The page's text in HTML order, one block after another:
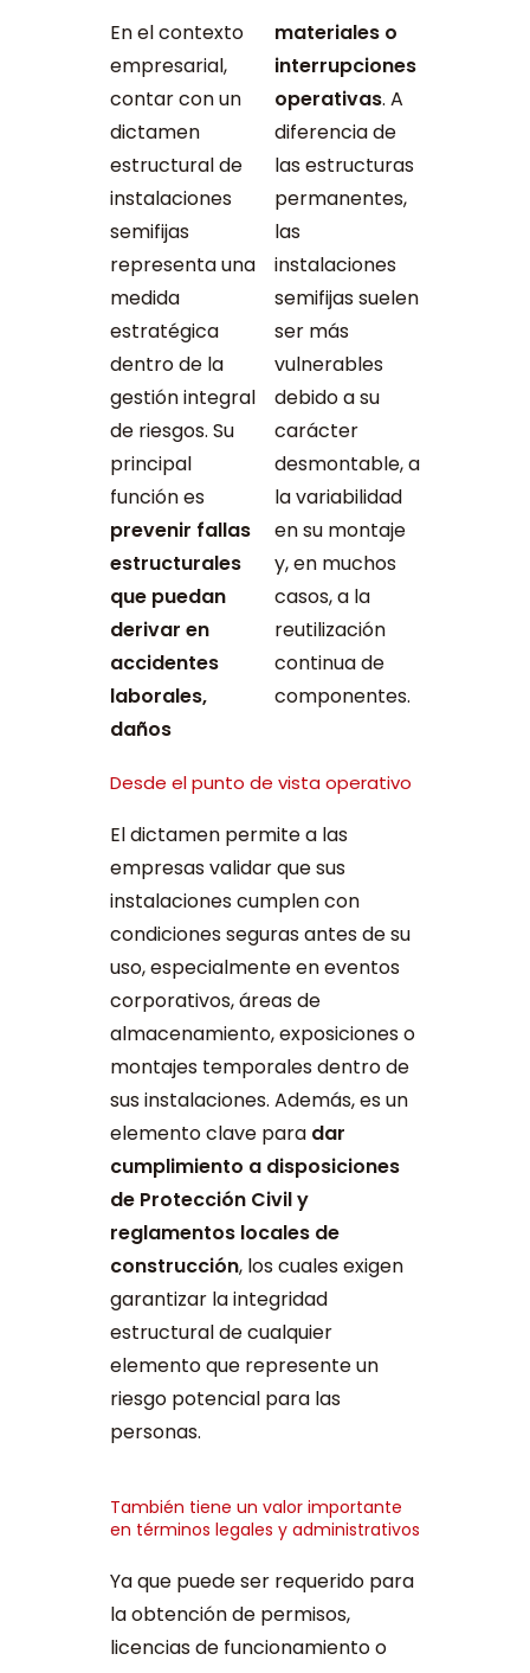
En el contexto
empresarial,
contar con un
dictamen
estructural de
instalaciones
semifijas
representa una
medida
estratégica
dentro de la
gestión integral
de riesgos. Su
principal
función es
prevenir fallas
estructurales
que puedan
derivar en
accidentes
laborales,
daños
materiales o
interrupciones
operativas. A
diferencia de
las estructuras
permanentes,
las
instalaciones
semifijas suelen
ser más
vulnerables
debido a su
carácter
desmontable, a
la variabilidad
en su montaje
y, en muchos
casos, a la
reutilización
continua de
componentes.
Desde el punto de vista operativo
El dictamen permite a las
empresas validar que sus
instalaciones cumplen con
condiciones seguras antes de su
uso, especialmente en eventos
corporativos, áreas de
almacenamiento, exposiciones o
montajes temporales dentro de
sus instalaciones. Además, es un
elemento clave para dar
cumplimiento a disposiciones
de Protección Civil y
reglamentos locales de
construcción, los cuales exigen
garantizar la integridad
estructural de cualquier
elemento que represente un
riesgo potencial para las
personas.
También tiene un valor importante
en términos legales y administrativos
Ya que puede ser requerido para
la obtención de permisos,
licencias de funcionamiento o